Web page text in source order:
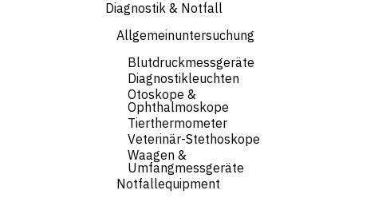
Diagnostik & Notfall
Allgemeinuntersuchung
Blutdruckmessgeräte
Diagnostikleuchten
Otoskope &
Ophthalmoskope
Tierthermometer
Veterinär-Stethoskope
Waagen &
Umfangmessgeräte
Notfallequipment